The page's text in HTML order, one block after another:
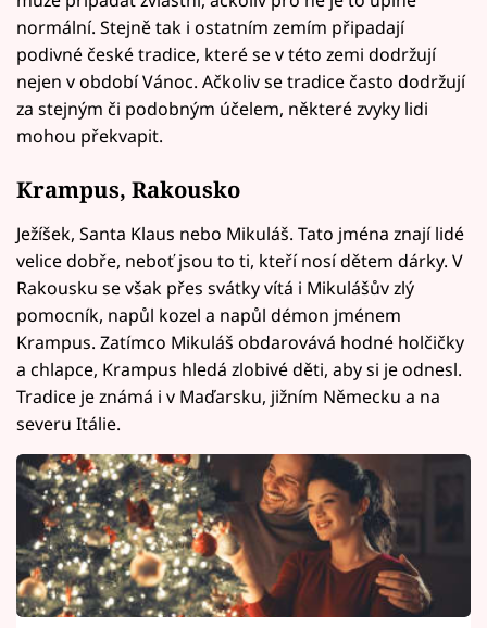
normální. Stejně tak i ostatním zemím připadají
podivné české tradice, které se v této zemi dodržují
nejen v období Vánoc. Ačkoliv se tradice často dodržují
za stejným či podobným účelem, některé zvyky lidi
mohou překvapit.
Krampus, Rakousko
Ježíšek, Santa Klaus nebo Mikuláš. Tato jména znají lidé
velice dobře, neboť jsou to ti, kteří nosí dětem dárky. V
Rakousku se však přes svátky vítá i Mikulášův zlý
pomocník, napůl kozel a napůl démon jménem
Krampus. Zatímco Mikuláš obdarovává hodné holčičky
a chlapce, Krampus hledá zlobivé děti, aby si je odnesl.
Tradice je známá i v Maďarsku, jižním Německu a na
severu Itálie.